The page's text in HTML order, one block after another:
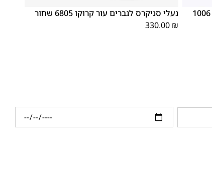
נעלי סניקרס לגברים עור קרוקו 6805 שחור
330.00 ₪